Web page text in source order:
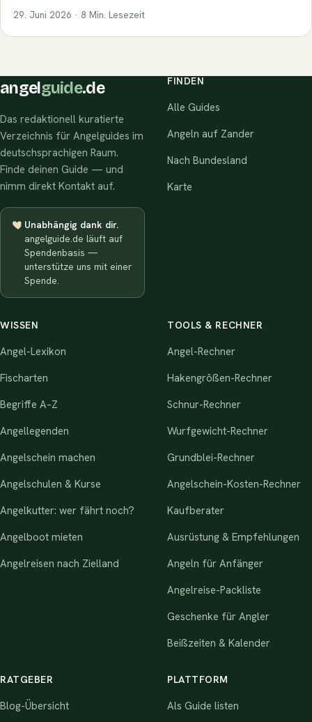
29. Juni 2026 · 8 Min. Lesezeit
angel guide.de
Das redaktionell kuratierte
Verzeichnis für Angelguides im
deutschsprachigen Raum.
Finde deinen Guide — und
nimm direkt Kontakt auf.
Unabhängig dank dir.
angelguide.de läuft auf
Spendenbasis —
unterstütze uns mit einer
Spende.
FINDEN
Alle Guides
Angeln auf Zander
Nach Bundesland
Karte
WISSEN
Angel-Lexikon
Fischarten
Begriffe A–Z
Angellegenden
Angelschein machen
Angelschulen & Kurse
Angelkutter: wer fährt noch?
Angelboot mieten
Angelreisen nach Zielland
TOOLS & RECHNER
Angel-Rechner
Hakengrößen-Rechner
Schnur-Rechner
Wurfgewicht-Rechner
Grundblei-Rechner
Angelschein-Kosten-Rechner
Kaufberater
Ausrüstung & Empfehlungen
Angeln für Anfänger
Angelreise-Packliste
Geschenke für Angler
Beißzeiten & Kalender
RATGEBER
Blog-Übersicht
PLATTFORM
Als Guide listen